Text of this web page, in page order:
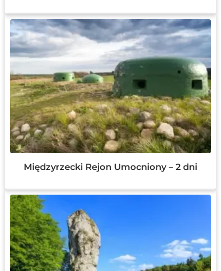
Międzyrzecki Rejon Umocniony – 2 dni